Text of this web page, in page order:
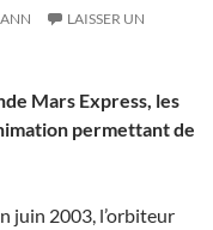
LAISSER UN
Mars Express, les
permettant de
juin 2003, l’orbiteur